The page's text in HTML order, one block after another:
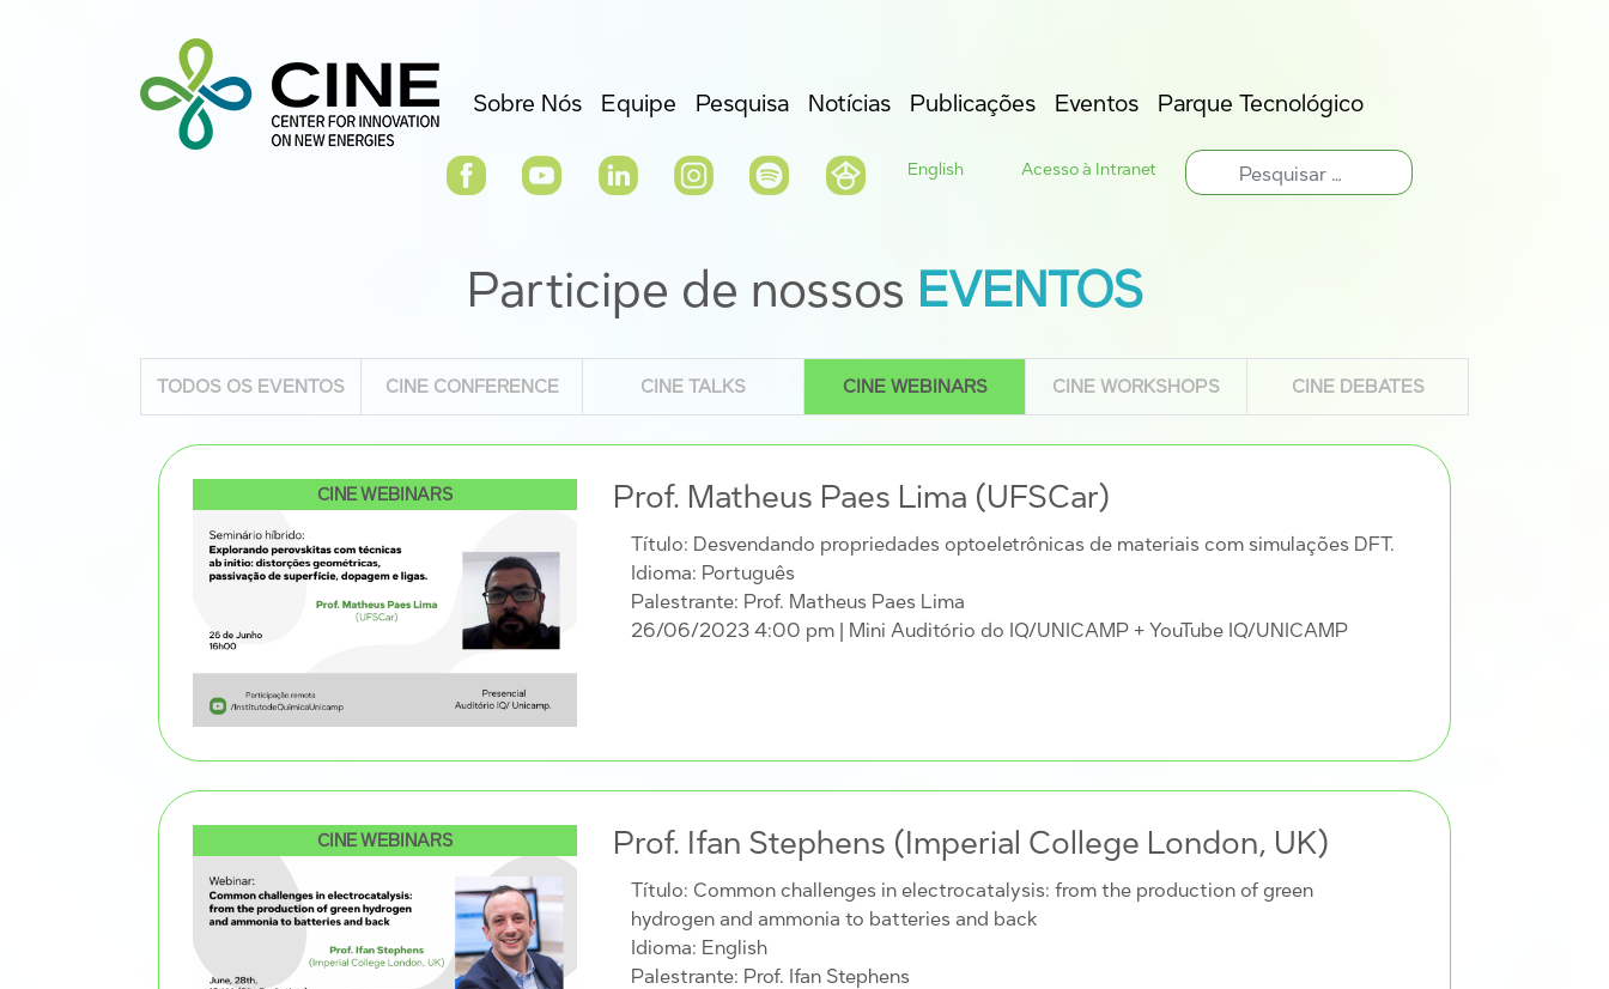
Sobre Nós Equipe Pesquisa Notícias Publicações Eventos Parque Tecnológico
English Acesso à Intranet
Participe de nossos EVENTOS
TODOS OS EVENTOS CINE CONFERENCE CINE TALKS CINE WEBINARS CINE WORKSHOPS CINE DEBATES
CINE WEBINARS Prof. Matheus Paes Lima (UFSCar)
Título: Desvendando propriedades optoeletrônicas de materiais com simulações DFT.
Idioma: Português
Palestrante: Prof. Matheus Paes Lima
26/06/2023 4:00 pm | Mini Auditório do IQ/UNICAMP + YouTube IQ/UNICAMP
CINE WEBINARS Prof. Ifan Stephens (Imperial College London, UK)
Título: Common challenges in electrocatalysis: from the production of green
hydrogen and ammonia to batteries and back
Idioma: English
Palestrante: Prof. Ifan Stephens